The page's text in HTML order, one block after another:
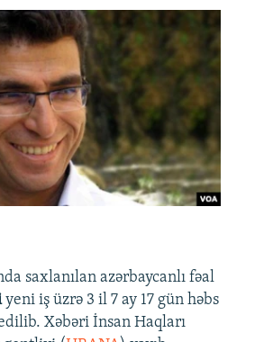
saxlanılan azərbaycanlı fəal
yeni iş üzrə 3 il 7 ay 17 gün həbs
Xəbəri İnsan Haqları